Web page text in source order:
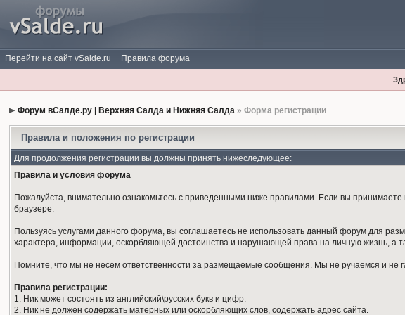
Перейти на сайт vSalde.ru Правила форума
Форум вСалде.ру | Верхняя Салда и Нижняя Салда » Форма регистрации
Правила и положения по регистрации
Для продолжения регистрации вы должны принять нижеследующее:
Правила и условия форума
Пожалуйста, внимательно ознакомьтесь с приведенными ниже правилами. Если вы
браузере.
Пользуясь услугами данного форума, вы соглашаетесь не использовать данный форум для
характера, информации, оскорбляющей достоинства и нарушающей права на личную жизнь,
Помните, что мы не несем ответственности за размещаемые сообщения. Мы не ручаемся и не
Правила регистрации:
1. Ник может состоять из английский\русских букв и цифр.
2. Ник не должен содержать матерных или оскорбляющих слов, содержать адрес сайта.